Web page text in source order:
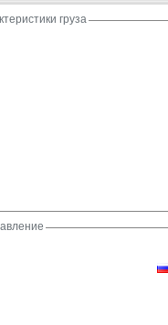
груза